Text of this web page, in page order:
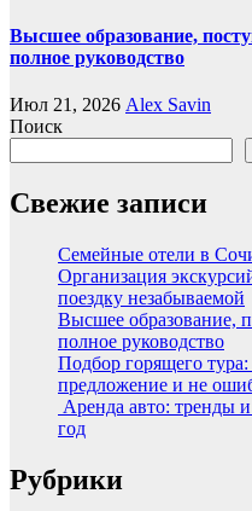
Высшее образование,
полное руководство
Июл 21, 2026 Alex Savin
Поиск
Свежие записи
Семейные отели в
Организация
поездку незабываемой
Высшее образование,
полное руководство
Подбор горящего
предложение и не
Аренда авто: тренды
год
Рубрики